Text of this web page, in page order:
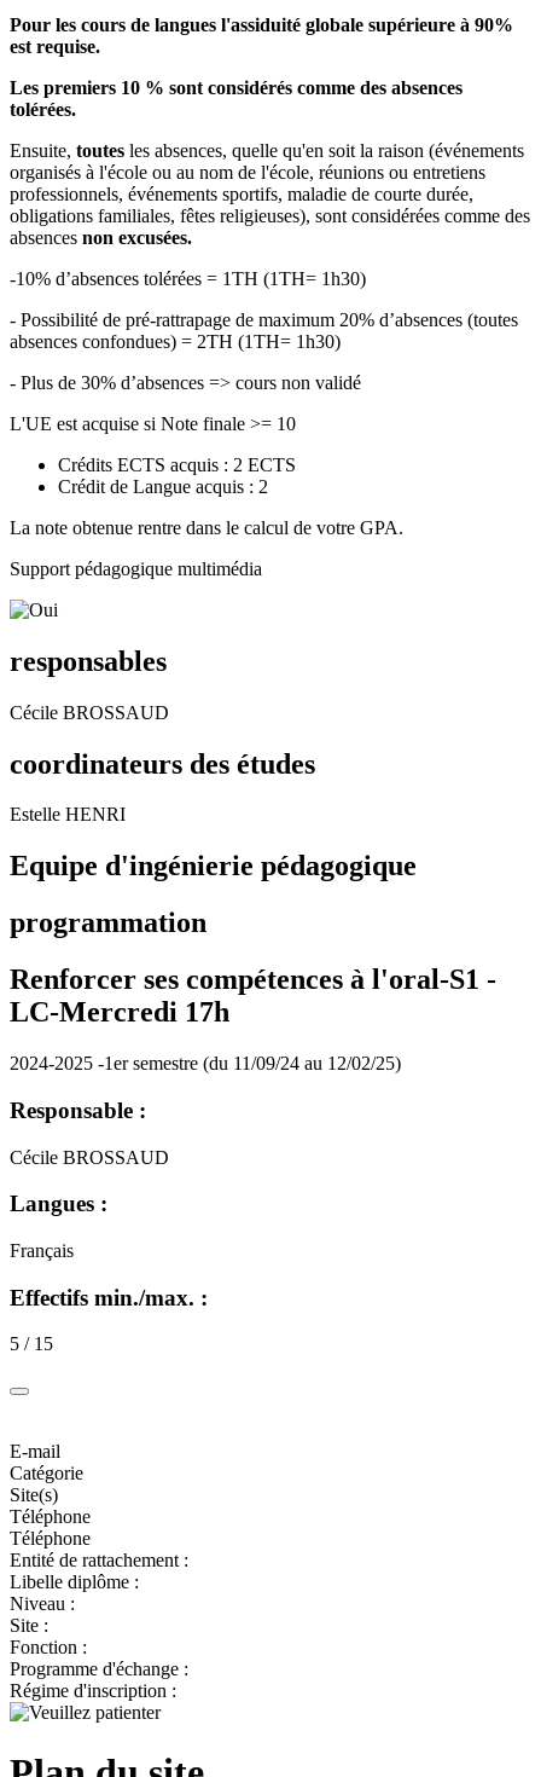
Pour les cours de langues l'assiduité globale supérieure à 90%
est requise.
Les premiers 10 % sont considérés comme des absences
tolérées.
Ensuite, toutes les absences, quelle qu'en soit la raison (événements
organisés à l'école ou au nom de l'école, réunions ou entretiens
professionnels, événements sportifs, maladie de courte durée,
obligations familiales, fêtes religieuses), sont considérées comme des
absences non excusées.
-10% d’absences tolérées = 1TH (1TH= 1h30)
- Possibilité de pré-rattrapage de maximum 20% d’absences (toutes
absences confondues) = 2TH (1TH= 1h30)
- Plus de 30% d’absences => cours non validé
L'UE est acquise si Note finale >= 10
Crédits ECTS acquis : 2 ECTS
Crédit de Langue acquis : 2
La note obtenue rentre dans le calcul de votre GPA.
Support pédagogique multimédia
responsables
Cécile BROSSAUD
coordinateurs des études
Estelle HENRI
Equipe d'ingénierie pédagogique
programmation
Renforcer ses compétences à l'oral-S1 -
LC-Mercredi 17h
2024-2025 -1er semestre (du 11/09/24 au 12/02/25)
Responsable :
Cécile BROSSAUD
Langues :
Français
Effectifs min./max. :
5 / 15
E-mail
Catégorie
Site(s)
Téléphone
Téléphone
Entité de rattachement :
Libelle diplôme :
Niveau :
Site :
Fonction :
Programme d'échange :
Régime d'inscription :